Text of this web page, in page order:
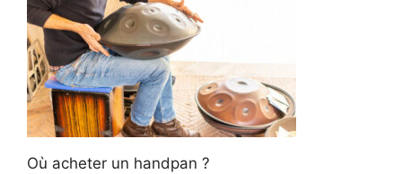
Où acheter un handpan ?